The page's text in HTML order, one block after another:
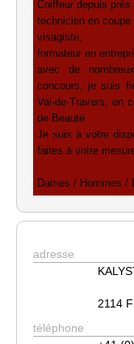
Coiffeur depuis près
technicien en coupe
visagiste,
formateur en
avec de
concours, je suis
Val-de-Travers, en
de Beauté.
Je suis à votre
faites à votre
Dames / Hommes /
adresse
2114
téléphone